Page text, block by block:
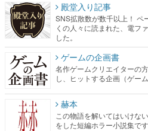
殿堂入り記事
SNS拡散数が数千以上！ ペ
くの人々に読まれた、電フ
した。
ゲームの企画書
名作ゲームクリエイターの
し、ヒットする企画（ゲー
赫本
この物語を解いてはいけな
をした短編ホラー小説集です